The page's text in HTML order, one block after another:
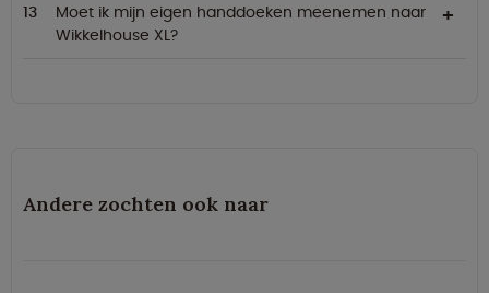
Moet ik mijn eigen handdoeken meenemen naar
Wikkelhouse XL?
Andere zochten ook naar